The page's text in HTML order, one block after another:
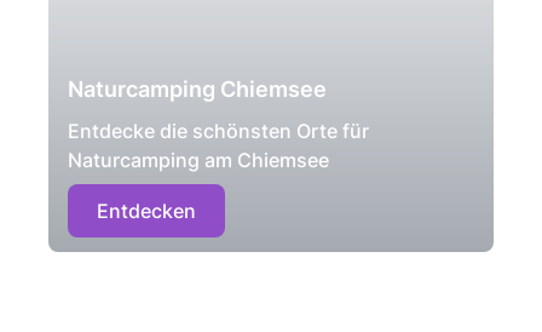
Naturcamping Chiemsee
Entdecke die schönsten Orte für
Naturcamping am Chiemsee
Entdecken